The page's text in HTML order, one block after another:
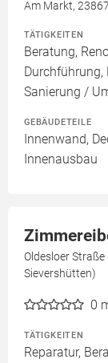
Am Markt,
TÄTIGKEITEN
Beratung,
Sanierung /
GEBÄUDETEILE
Innenwand,
Innenausbau
Oldesloer
Sievershütten)
0
TÄTIGKEITEN
Reparatur,